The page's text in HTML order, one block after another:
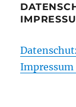
Impressum